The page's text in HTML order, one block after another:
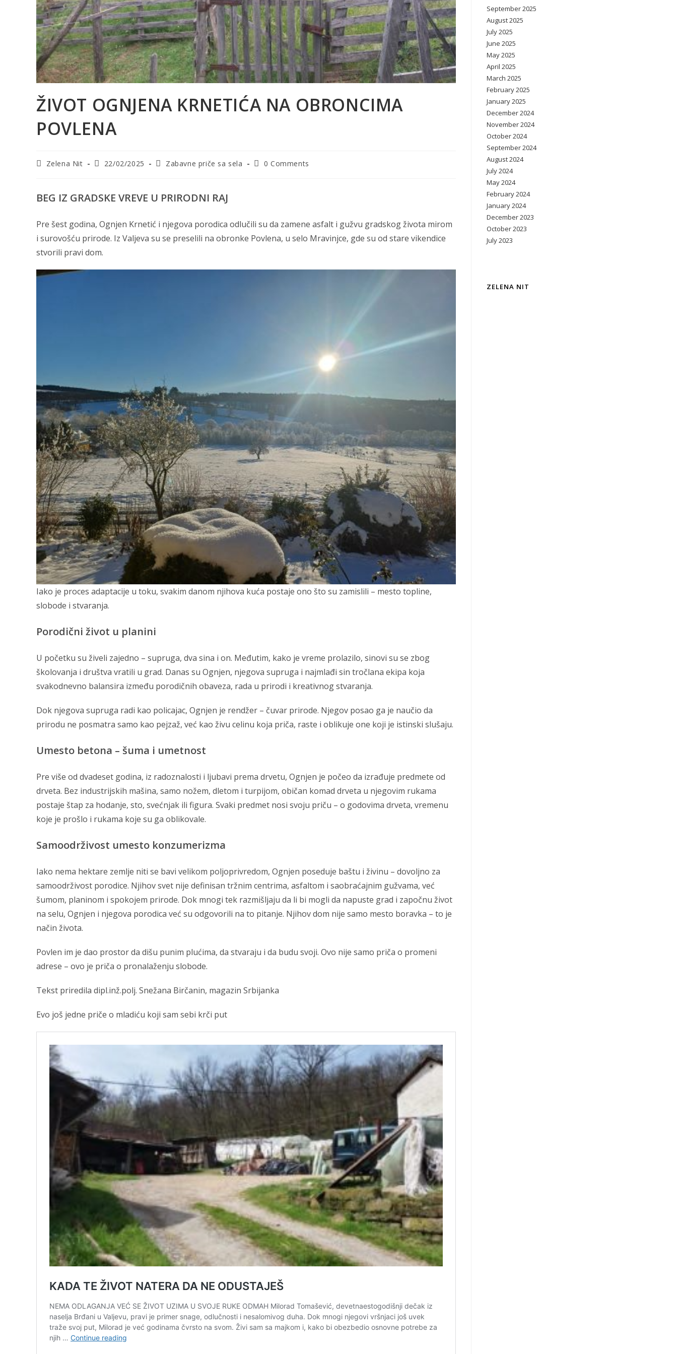
ŽIVOT OGNJENA KRNETIĆA NA OBRONCIMA
POVLENA
PostZelena Nit
Post22/02/2025
PostZabavne priče sa sela
Post0 Comments
BEG IZ GRADSKE VREVE U PRIRODNI RAJ
Pre šest godina, Ognjen Krnetić i njegova porodica odlučili su da zamene asfalt i gužvu gradskog života mirom
i surovošću prirode. Iz Valjeva su se preselili na obronke Povlena, u selo Mravinjce, gde su od stare vikendice
stvorili pravi dom.
Iako je proces adaptacije u toku, svakim danom njihova kuća postaje ono što su zamislili – mesto topline,
slobode i stvaranja.
Porodični život u planini
U početku su živeli zajedno – supruga, dva sina i on. Međutim, kako je vreme prolazilo, sinovi su se zbog
školovanja i društva vratili u grad. Danas su Ognjen, njegova supruga i najmlađi sin tročlana ekipa koja
svakodnevno balansira između porodičnih obaveza, rada u prirodi i kreativnog stvaranja.
Dok njegova supruga radi kao policajac, Ognjen je rendžer – čuvar prirode. Njegov posao ga je naučio da
prirodu ne posmatra samo kao pejzaž, već kao živu celinu koja priča, raste i oblikuje one koji je istinski slušaju.
Umesto betona – šuma i umetnost
Pre više od dvadeset godina, iz radoznalosti i ljubavi prema drvetu, Ognjen je počeo da izrađuje predmete od
drveta. Bez industrijskih mašina, samo nožem, dletom i turpijom, običan komad drveta u njegovim rukama
postaje štap za hodanje, sto, svećnjak ili figura. Svaki predmet nosi svoju priču – o godovima drveta, vremenu
koje je prošlo i rukama koje su ga oblikovale.
Samoodrživost umesto konzumerizma
Iako nema hektare zemlje niti se bavi velikom poljoprivredom, Ognjen poseduje baštu i živinu – dovoljno za
samoodrživost porodice. Njihov svet nije definisan tržnim centrima, asfaltom i saobraćajnim gužvama, već
šumom, planinom i spokojem prirode. Dok mnogi tek razmišljaju da li bi mogli da napuste grad i započnu život
na selu, Ognjen i njegova porodica već su odgovorili na to pitanje. Njihov dom nije samo mesto boravka – to je
način života.
Povlen im je dao prostor da dišu punim plućima, da stvaraju i da budu svoji. Ovo nije samo priča o promeni
adrese – ovo je priča o pronalaženju slobode.
Tekst priredila dipl.inž.polj. Snežana Birčanin, magazin Srbijanka
Evo još jedne priče o mladiću koji sam sebi krči put
September 2025
August 2025
July 2025
June 2025
May 2025
April 2025
March 2025
February 2025
January 2025
December 2024
November 2024
October 2024
September 2024
August 2024
July 2024
May 2024
February 2024
January 2024
December 2023
October 2023
July 2023
ZELENA NIT